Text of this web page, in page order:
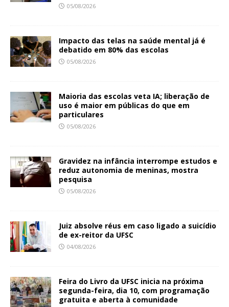
05/08/2026
Impacto das telas na saúde mental já é
debatido em 80% das escolas
05/08/2026
Maioria das escolas veta IA; liberação de
uso é maior em públicas do que em
particulares
05/08/2026
Gravidez na infância interrompe estudos e
reduz autonomia de meninas, mostra
pesquisa
05/08/2026
Juiz absolve réus em caso ligado a suicídio
de ex-reitor da UFSC
04/08/2026
Feira do Livro da UFSC inicia na próxima
segunda-feira, dia 10, com programação
gratuita e aberta à comunidade